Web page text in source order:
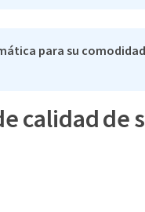
para su
calidad de